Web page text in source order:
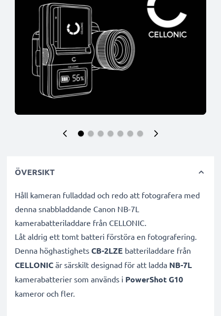
ÖVERSIKT
Håll kameran fulladdad och redo att fotografera med
denna snabbladdande Canon NB-7L
kamerabatteriladdare från CELLONIC.
Låt aldrig ett tomt batteri förstöra en fotografering.
Denna höghastighets CB-2LZE batteriladdare från
CELLONIC är särskilt designad för att ladda NB-7L
kamerabatterier som används i PowerShot G10
kameror och fler.